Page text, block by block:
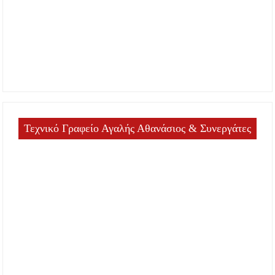
Τεχνικό Γραφείο Αγαλής Αθανάσιος & Συνεργάτες